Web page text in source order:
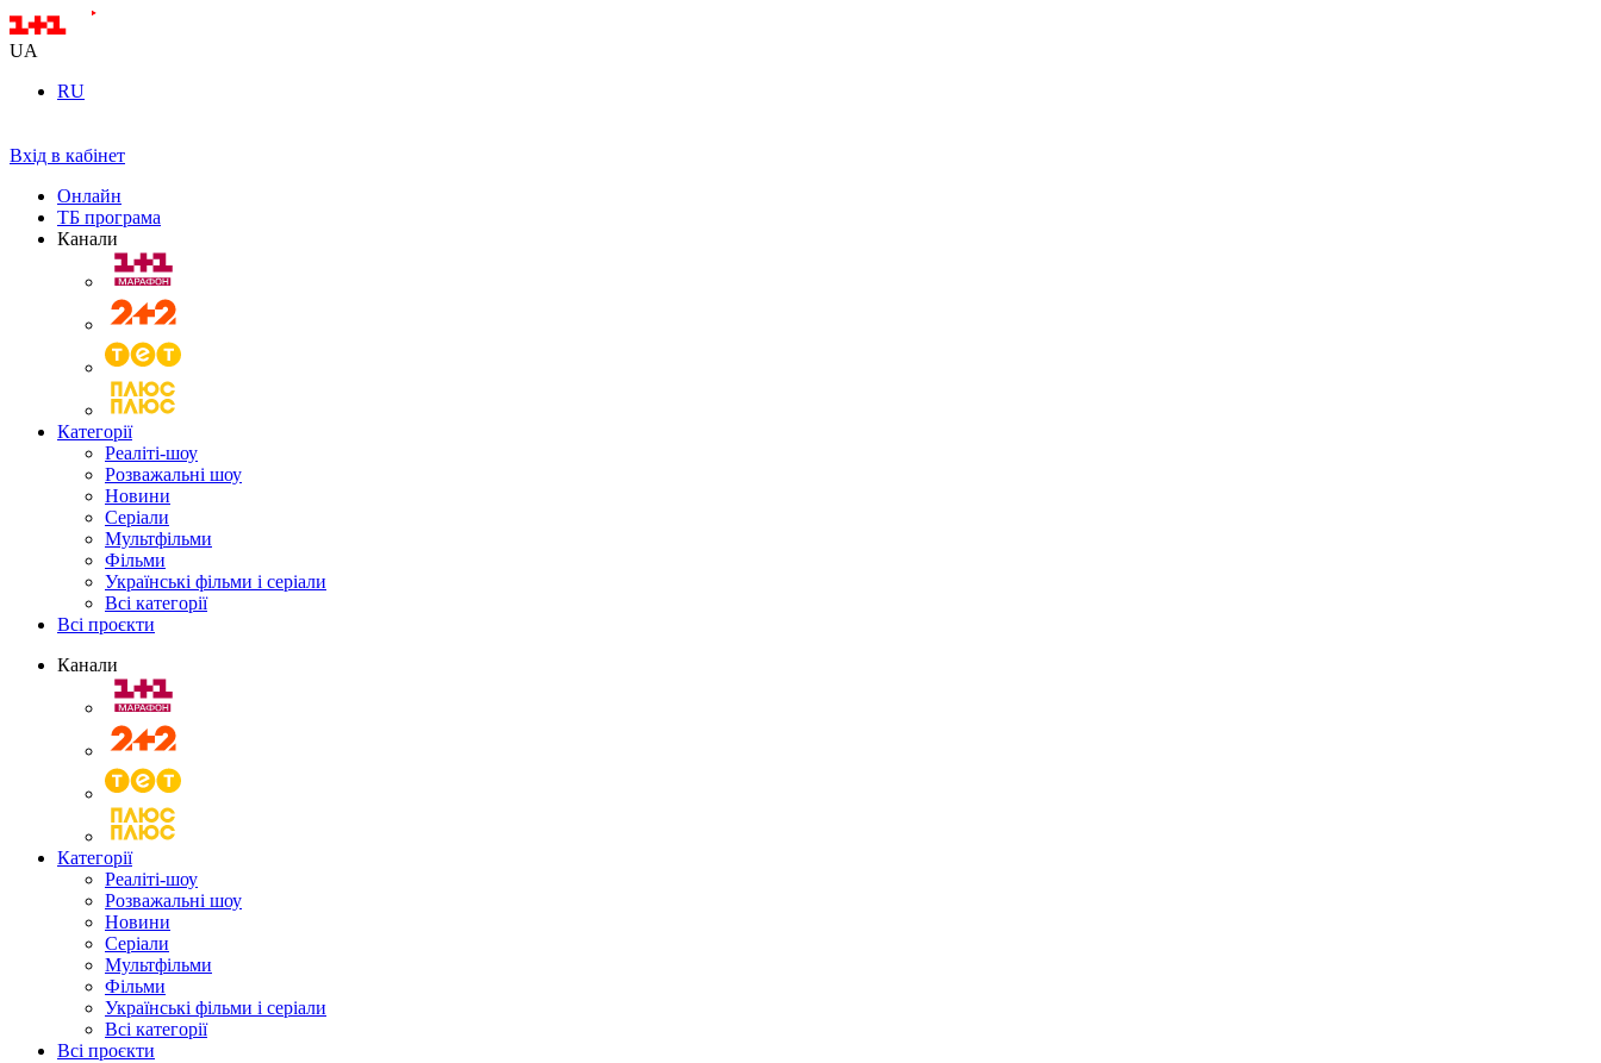
UA
RU
Вхід в кабінет
Онлайн
ТБ програма
Канали
Категорії
Реаліті-шоу
Розважальні шоу
Новини
Серіали
Мультфільми
Фільми
Українські фільми і серіали
Всі категорії
Всі проєкти
Канали
Категорії
Реаліті-шоу
Розважальні шоу
Новини
Серіали
Мультфільми
Фільми
Українські фільми і серіали
Всі категорії
Всі проєкти